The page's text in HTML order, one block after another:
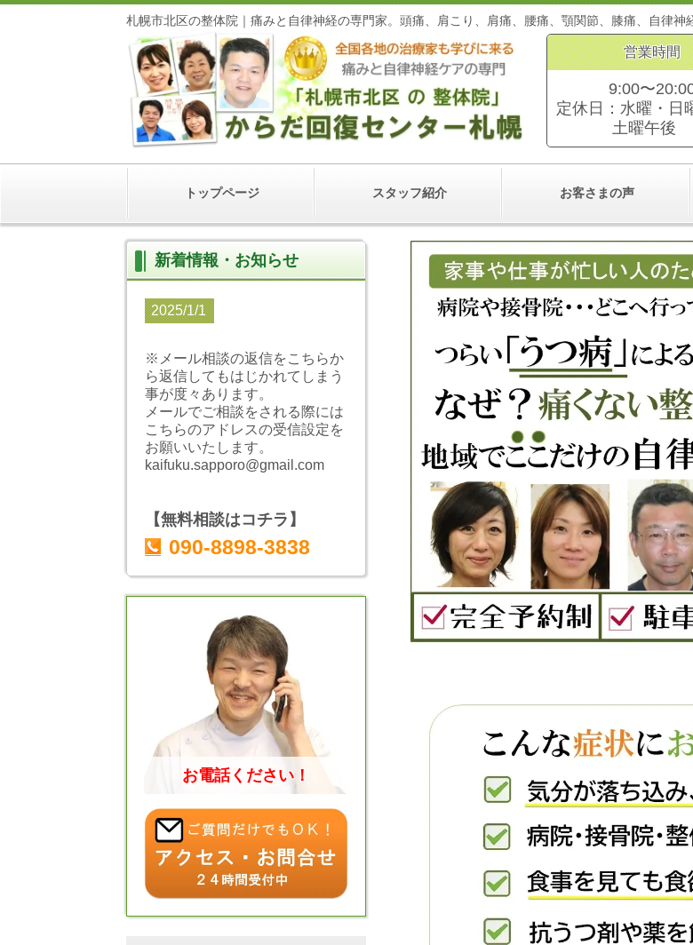
札幌市北区の整体院｜痛みと自律神経の専門家。頭痛、肩こり、肩痛、腰痛、顎関節、膝痛、自律
営業時間
9:00〜
定休日：水曜・日
土曜午後
トップページ スタッフ紹介 お客さまの声
新着情報・お知らせ
2025/1/1
※メール相談の返信をこちらか
ら返信してもはじかれてしまう
事が度々あります。
メールでご相談をされる際には
こちらのアドレスの受信設定を
お願いいたします。
kaifuku.sapporo@gmail.com
【無料相談はコチラ】
090-8898-3838
お電話ください！